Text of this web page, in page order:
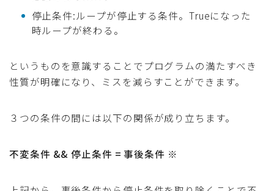
停止条件:ループが停止する条件。Trueになった
時ループが終わる。
というものを意識することでプログラムの満たすべき
性質が明確になり、ミスを減らすことができます。
３つの条件の間には以下の関係が成り立ちます。
不変条件 && 停止条件 = 事後条件 ※